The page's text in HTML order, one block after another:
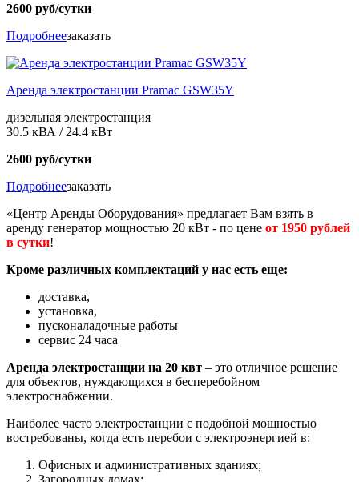
2600 руб/сутки
Подробнеезаказать
Аренда электростанции Pramac GSW35Y
дизельная электростанция
30.5 кВА / 24.4 кВт
2600 руб/сутки
Подробнеезаказать
«Центр Аренды Оборудования» предлагает Вам взять в
аренду генератор мощностью 20 кВт - по цене от 1950 рублей
в сутки!
Кроме различных комплектаций у нас есть еще:
доставка,
установка,
пусконаладочные работы
сервис 24 часа
Аренда электростанции на 20 квт – это отличное решение
для объектов, нуждающихся в бесперебойном
электроснабжении.
Наиболее часто электростанции с подобной мощностью
востребованы, когда есть перебои с электроэнергией в:
Офисных и административных зданиях;
Загородных домах;